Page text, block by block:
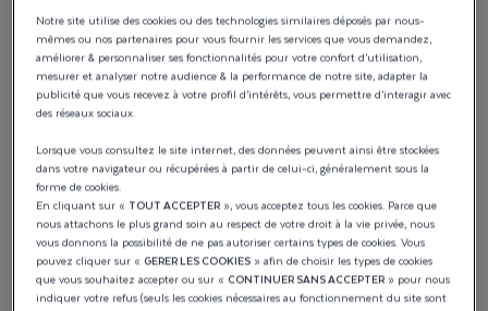
TÉLÉCHARGER
GUIDES D'INFORMATION PRODUIT
PIG_186_SS_S_00
TÉLÉCHARGER
Notre site utilise des cookies ou des technologies similaires déposés par nous-
mêmes ou nos partenaires pour vous fournir les services que vous demandez,
améliorer & personnaliser ses fonctionnalités pour votre confort d’utilisation,
mesurer et analyser notre audience & la performance de notre site, adapter la
publicité que vous recevez à votre profil d’intérêts, vous permettre d’interagir avec
des réseaux sociaux.
Lorsque vous consultez le site internet, des données peuvent ainsi être stockées
dans votre navigateur ou récupérées à partir de celui-ci, généralement sous la
forme de cookies.
En cliquant sur « TOUT ACCEPTER », vous acceptez tous les cookies. Parce que
nous attachons le plus grand soin au respect de votre droit à la vie privée, nous
vous donnons la possibilité de ne pas autoriser certains types de cookies. Vous
pouvez cliquer sur « GERER LES COOKIES » afin de choisir les types de cookies
que vous souhaitez accepter ou sur « CONTINUER SANS ACCEPTER » pour nous
indiquer votre refus (seuls les cookies nécessaires au fonctionnement du site sont